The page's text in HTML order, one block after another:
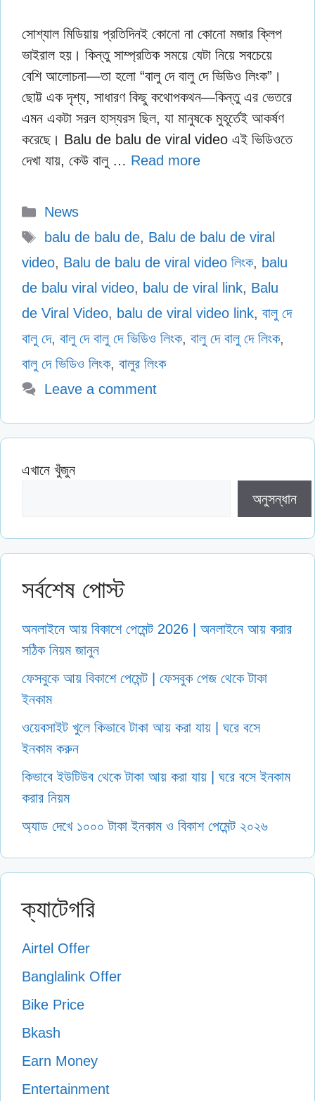
সোশ্যাল মিডিয়ায় প্রতিদিনই কোনো না কোনো মজার ক্লিপ
ভাইরাল হয়। কিন্তু সাম্প্রতিক সময়ে যেটা নিয়ে সবচেয়ে
বেশি আলোচনা—তা হলো “বালু দে বালু দে ভিডিও লিংক”।
ছোট্ট এক দৃশ্য, সাধারণ কিছু কথোপকথন—কিন্তু এর ভেতরে
এমন একটা সরল হাস্যরস ছিল, যা মানুষকে মুহূর্তেই আকর্ষণ
করেছে। Balu de balu de viral video এই ভিডিওতে
দেখা যায়, কেউ বালু … Read more
Categories
News
Tags
balu de balu de, Balu de balu de viral
video, Balu de balu de viral video লিংক, balu
de balu viral video, balu de viral link, Balu
de Viral Video, balu de viral video link, বালু দে
বালু দে, বালু দে বালু দে ভিডিও লিংক, বালু দে বালু দে লিংক,
বালু দে ভিডিও লিংক, বালুর লিংক
Leave a comment
এখানে খুঁজুন
অনুসন্ধান
সর্বশেষ পোস্ট
অনলাইনে আয় বিকাশে পেমেন্ট 2026 | অনলাইনে আয় করার
সঠিক নিয়ম জানুন
ফেসবুকে আয় বিকাশে পেমেন্ট | ফেসবুক পেজ থেকে টাকা
ইনকাম
ওয়েবসাইট খুলে কিভাবে টাকা আয় করা যায় | ঘরে বসে
ইনকাম করুন
কিভাবে ইউটিউব থেকে টাকা আয় করা যায় | ঘরে বসে ইনকাম
করার নিয়ম
অ্যাড দেখে ১০০০ টাকা ইনকাম ও বিকাশ পেমেন্ট ২০২৬
ক্যাটেগরি
Airtel Offer
Banglalink Offer
Bike Price
Bkash
Earn Money
Entertainment